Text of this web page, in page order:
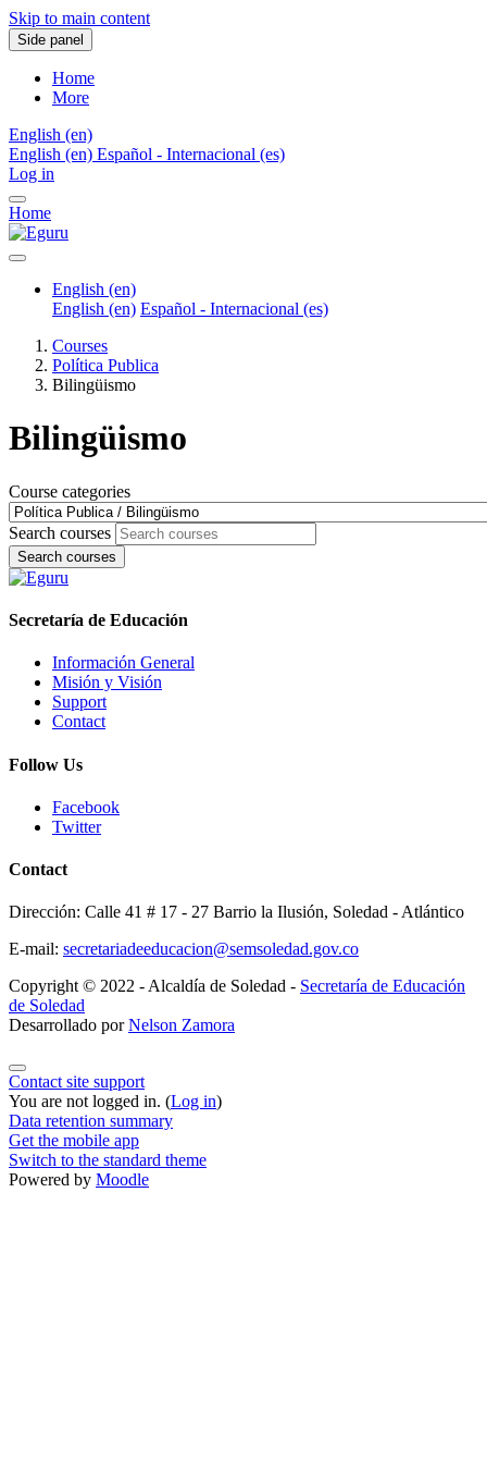
Skip to main content
Side panel
Home
More
English ‎(en)‎
English ‎(en)‎ Español - Internacional ‎(es)‎
Log in
Home
English ‎(en)‎
English ‎(en)‎ Español - Internacional ‎(es)‎
Courses
Política Publica
Bilingüismo
Bilingüismo
Course categories
Search courses
Search courses
Secretaría de Educación
Información General
Misión y Visión
Support
Contact
Follow Us
Facebook
Twitter
Contact
Dirección: Calle 41 # 17 - 27 Barrio la Ilusión, Soledad - Atlántico
E-mail: secretariadeeducacion@semsoledad.gov.co
Copyright © 2022 - Alcaldía de Soledad - Secretaría de Educación
de Soledad
Desarrollado porNelson Zamora
Contact site support
You are not logged in. (Log in)
Data retention summary
Get the mobile app
Switch to the standard theme
Powered by Moodle